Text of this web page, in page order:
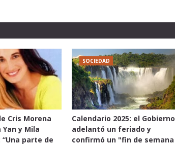
Cris Morena
Yan y Mila
parte de
SOCIEDAD
Calendario 2025: el Gobierno
adelantó un feriado y
confirmó un "fin de semana